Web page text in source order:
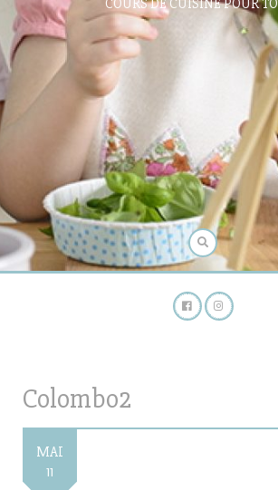
COURS DE CUISINE POUR
Colombo2
MAI
11